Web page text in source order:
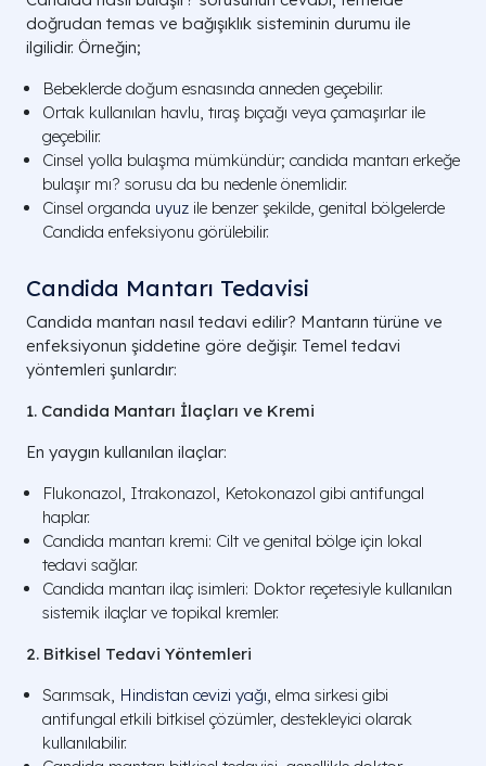
doğrudan temas ve bağışıklık sisteminin durumu ile
ilgilidir. Örneğin;
Bebeklerde doğum esnasında anneden geçebilir.
Ortak kullanılan havlu, tıraş bıçağı veya çamaşırlar ile
geçebilir.
Cinsel yolla bulaşma mümkündür; candida mantarı erkeğe
bulaşır mı? sorusu da bu nedenle önemlidir.
Cinsel organda uyuz ile benzer şekilde, genital bölgelerde
Candida enfeksiyonu görülebilir.
Candida Mantarı Tedavisi
Candida mantarı nasıl tedavi edilir? Mantarın türüne ve
enfeksiyonun şiddetine göre değişir. Temel tedavi
yöntemleri şunlardır:
1. Candida Mantarı İlaçları ve Kremi
En yaygın kullanılan ilaçlar:
Flukonazol, Itrakonazol, Ketokonazol gibi antifungal
haplar.
Candida mantarı kremi: Cilt ve genital bölge için lokal
tedavi sağlar.
Candida mantarı ilaç isimleri: Doktor reçetesiyle kullanılan
sistemik ilaçlar ve topikal kremler.
2. Bitkisel Tedavi Yöntemleri
Sarımsak, Hindistan cevizi yağı, elma sirkesi gibi
antifungal etkili bitkisel çözümler, destekleyici olarak
kullanılabilir.